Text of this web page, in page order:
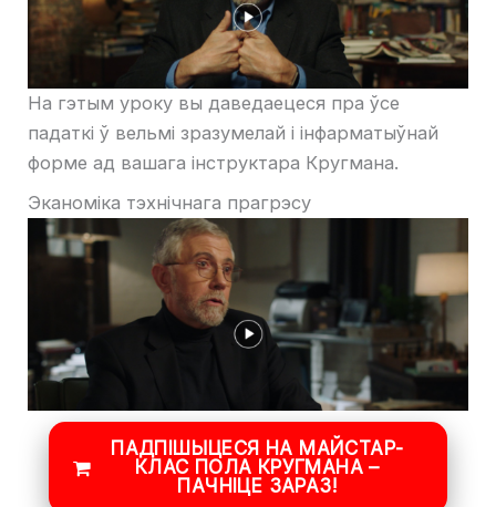
На гэтым уроку вы даведаецеся пра ўсе
падаткі ў вельмі зразумелай і інфарматыўнай
форме ад вашага інструктара Кругмана.
Эканоміка тэхнічнага прагрэсу
ПАДПІШЫЦЕСЯ НА МАЙСТАР-
КЛАС ПОЛА КРУГМАНА –
ПАЧНІЦЕ ЗАРАЗ!